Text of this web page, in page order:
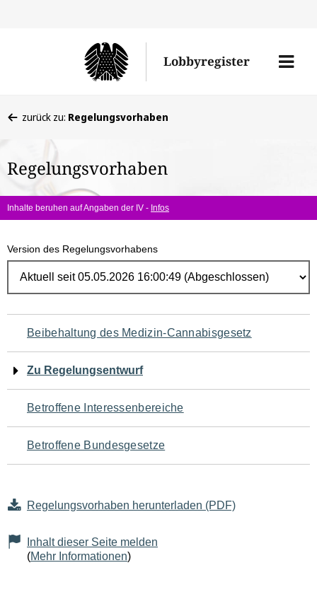
Lobbyregister
Menü
befinden
hier:
zurück zu: Regelungsvorhaben
Regelungsvorhaben
Inhalte beruhen auf Angaben der IV - Infos
Version des Regelungsvorhabens
Navigation
für
den
Seiteninhalt
Beibehaltung des Medizin-Cannabisgesetz
Zu Regelungsentwurf
Betroffene Interessenbereiche
Betroffene Bundesgesetze
Regelungsvorhaben herunterladen (PDF)
Inhalt dieser Seite melden
(Mehr Informationen)